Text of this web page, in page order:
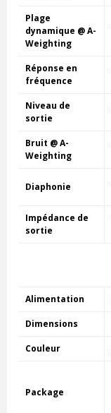
Plage
dynamique @ A-
Weighting
Réponse en
fréquence
Niveau de
sortie
Bruit @ A-
Weighting
Diaphonie
Impédance de
sortie
Alimentation
Dimensions
Couleur
Package